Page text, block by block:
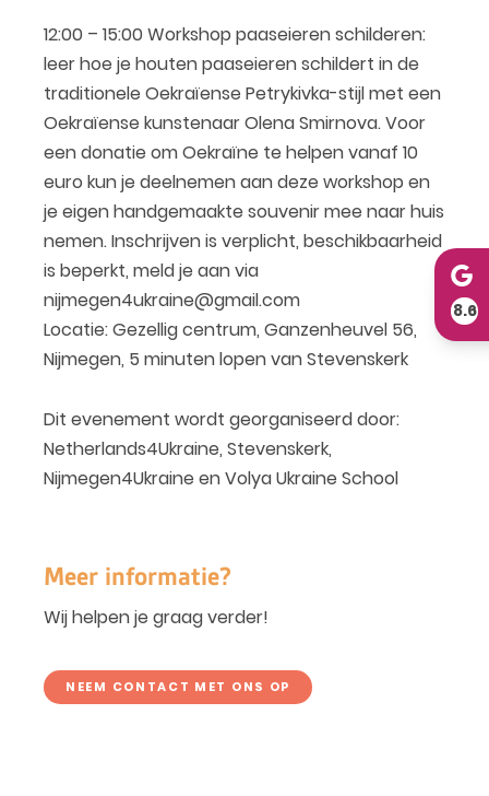
12:00 – 15:00 Workshop paaseieren schilderen:
leer hoe je houten paaseieren schildert in de
traditionele Oekraïense Petrykivka-stijl met een
Oekraïense kunstenaar Olena Smirnova. Voor
een donatie om Oekraïne te helpen vanaf 10
euro kun je deelnemen aan deze workshop en
je eigen handgemaakte souvenir mee naar huis
nemen. Inschrijven is verplicht, beschikbaarheid
is beperkt, meld je aan via
nijmegen4ukraine@gmail.com
Locatie: Gezellig centrum, Ganzenheuvel 56,
Nijmegen, 5 minuten lopen van Stevenskerk
Dit evenement wordt georganiseerd door:
Netherlands4Ukraine, Stevenskerk,
Nijmegen4Ukraine en Volya Ukraine School
Meer informatie?
Wij helpen je graag verder!
NEEM CONTACT MET ONS OP
8.6